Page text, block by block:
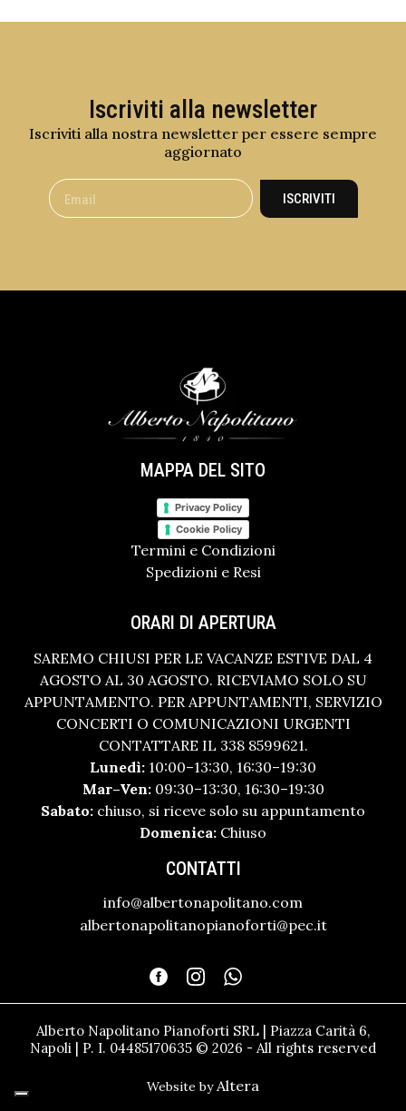
Iscriviti alla newsletter
Iscriviti alla nostra newsletter per essere sempre
aggiornato
ISCRIVITI
MAPPA DEL SITO
Privacy Policy
Cookie Policy
Termini e Condizioni
Spedizioni e Resi
ORARI DI APERTURA
SAREMO CHIUSI PER LE VACANZE ESTIVE DAL 4
AGOSTO AL 30 AGOSTO. RICEVIAMO SOLO SU
APPUNTAMENTO. PER APPUNTAMENTI, SERVIZIO
CONCERTI O COMUNICAZIONI URGENTI
CONTATTARE IL 338 8599621.
Lunedì: 10:00–13:30, 16:30–19:30
Mar–Ven:09:30–13:30, 16:30–19:30
Sabato: chiuso, si riceve solo su appuntamento
Domenica: Chiuso
CONTATTI
info@albertonapolitano.com
albertonapolitanopianoforti@pec.it
Alberto Napolitano Pianoforti SRL | Piazza Carità 6,
Napoli | P. I. 04485170635 © 2026 - All rights reserved
Website byAltera